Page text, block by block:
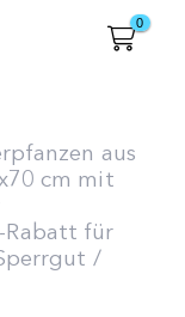
0
aus
cm mit
für
/